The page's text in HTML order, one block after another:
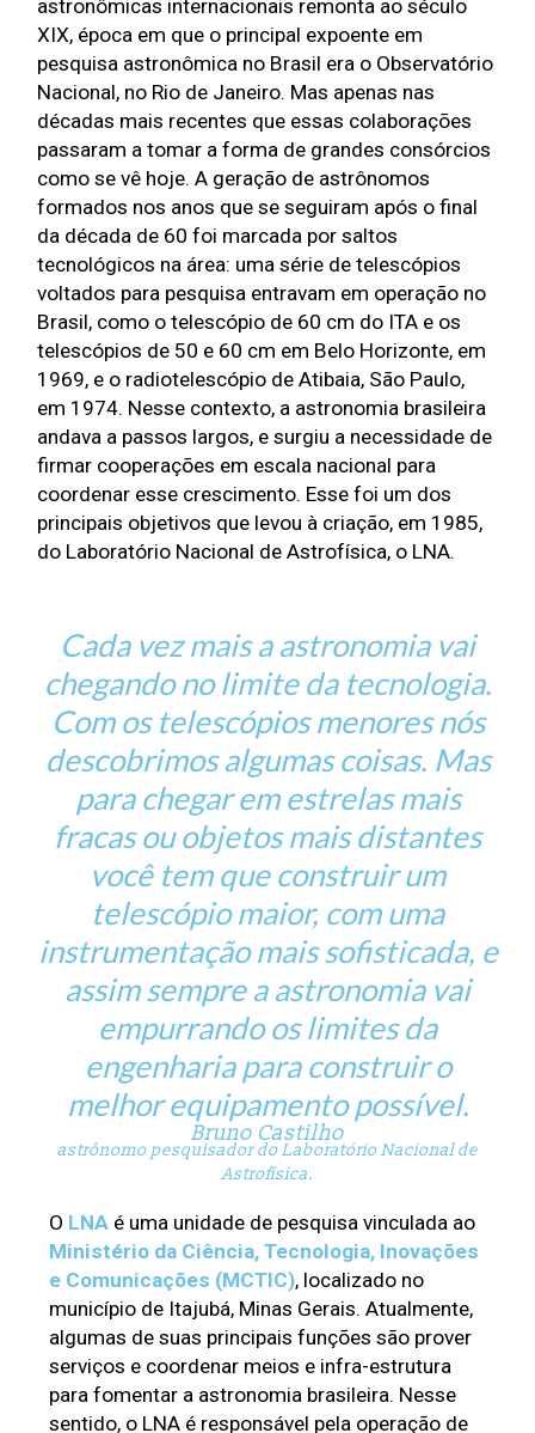
astronômicas internacionais remonta ao século
XIX, época em que o principal expoente em
pesquisa astronômica no Brasil era o Observatório
Nacional, no Rio de Janeiro. Mas apenas nas
décadas mais recentes que essas colaborações
passaram a tomar a forma de grandes consórcios
como se vê hoje. A geração de astrônomos
formados nos anos que se seguiram após o final
da década de 60 foi marcada por saltos
tecnológicos na área: uma série de telescópios
voltados para pesquisa entravam em operação no
Brasil, como o telescópio de 60 cm do ITA e os
telescópios de 50 e 60 cm em Belo Horizonte, em
1969, e o radiotelescópio de Atibaia, São Paulo,
em 1974. Nesse contexto, a astronomia brasileira
andava a passos largos, e surgiu a necessidade de
firmar cooperações em escala nacional para
coordenar esse crescimento. Esse foi um dos
principais objetivos que levou à criação, em 1985,
do Laboratório Nacional de Astrofísica, o LNA.
Cada vez maisa astronomia vai
chegando no limite da tecnologia.
Com os telescópios menores nós
descobrimos algumas coisas. Mas
para chegar em estrelas mais
fracas ou objetos mais distantes
você tem que construir um
telescópio maior, com uma
instrumentação mais sofisticada, e
assim sempre a astronomia vai
empurrando os limites da
engenharia para construir o
melhor equipamento possível.
Bruno Castilho
astrônomo pesquisador do Laboratório Nacional de
Astrofísica.
O LNA
Ministério da Ciência, Tecnologia, Inovações
e Comunicações (MCTIC), localizado no
município de Itajubá, Minas Gerais. Atualmente,
algumas de suas principais funções são prover
serviços e coordenar meios e infra-estrutura
para fomentar a astronomia brasileira. Nesse
sentido, o LNA é responsável pela operação de